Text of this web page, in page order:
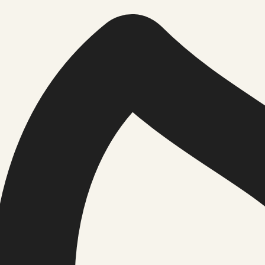
mängu
nuppudel ja käikudel: 11. juulil…